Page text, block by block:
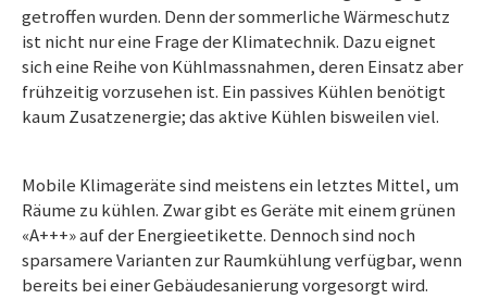
getroffen wurden. Denn der sommerliche Wärmeschutz
ist nicht nur eine Frage der Klimatechnik. Dazu eignet
sich eine Reihe von Kühlmassnahmen, deren Einsatz aber
frühzeitig vorzusehen ist. Ein passives Kühlen benötigt
kaum Zusatzenergie; das aktive Kühlen bisweilen viel.
Mobile Klimageräte sind meistens ein letztes Mittel, um
Räume zu kühlen. Zwar gibt es Geräte mit einem grünen
«A+++» auf der Energieetikette. Dennoch sind noch
sparsamere Varianten zur Raumkühlung verfügbar, wenn
bereits bei einer Gebäudesanierung vorgesorgt wird.